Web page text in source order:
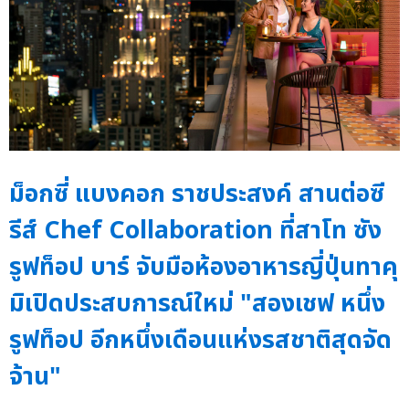
ม็อกซี่ แบงคอก ราชประสงค์ สานต่อซี
รีส์ Chef Collaboration ที่สาโท ซัง
รูฟท็อป บาร์ จับมือห้องอาหารญี่ปุ่นทาคุ
มิเปิดประสบการณ์ใหม่ "สองเชฟ หนึ่ง
รูฟท็อป อีกหนึ่งเดือนแห่งรสชาติสุดจัด
จ้าน"